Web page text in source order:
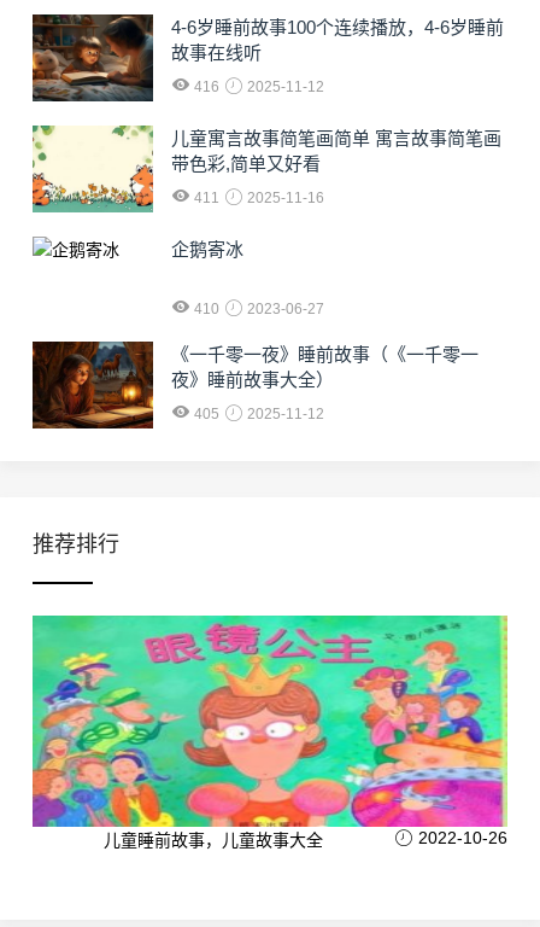
4-6岁睡前故事100个连续播放，4-6岁睡前
故事在线听
416 2025-11-12
儿童寓言故事简笔画简单 寓言故事简笔画
带色彩,简单又好看
411 2025-11-16
企鹅寄冰
410 2023-06-27
《一千零一夜》睡前故事（《一千零一
夜》睡前故事大全）
405 2025-11-12
推荐排行
儿童睡前故事，儿童故事大全 2022-10-26